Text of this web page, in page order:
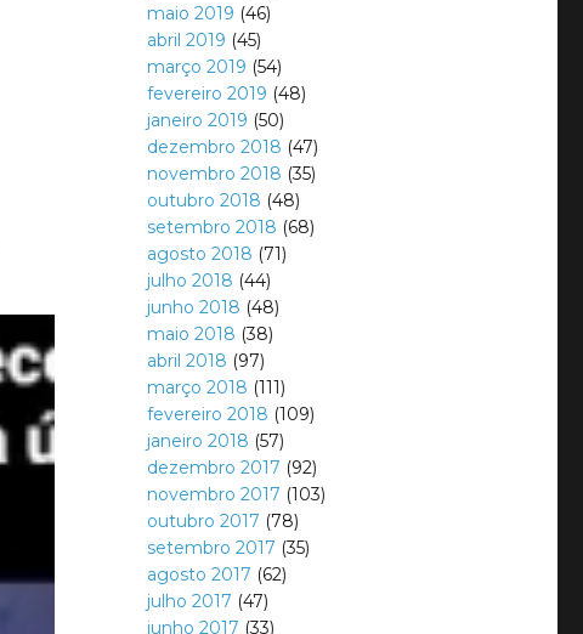
maio 2019 (46)
abril 2019 (45)
março 2019 (54)
fevereiro 2019 (48)
janeiro 2019 (50)
dezembro 2018 (47)
novembro 2018 (35)
outubro 2018 (48)
setembro 2018 (68)
agosto 2018 (71)
julho 2018 (44)
junho 2018 (48)
maio 2018 (38)
abril 2018 (97)
março 2018 (111)
fevereiro 2018 (109)
janeiro 2018 (57)
dezembro 2017 (92)
novembro 2017 (103)
outubro 2017 (78)
setembro 2017 (35)
agosto 2017 (62)
julho 2017 (47)
junho 2017 (33)